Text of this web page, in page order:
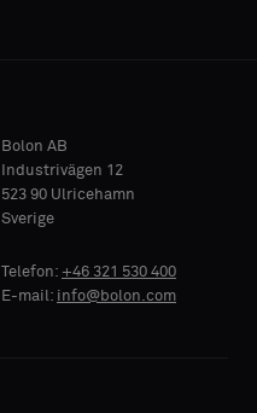
Bolon AB
Industrivägen 12
523 90 Ulricehamn
Sverige
Telefon: +46 321 530 400
E-mail: info@bolon.com